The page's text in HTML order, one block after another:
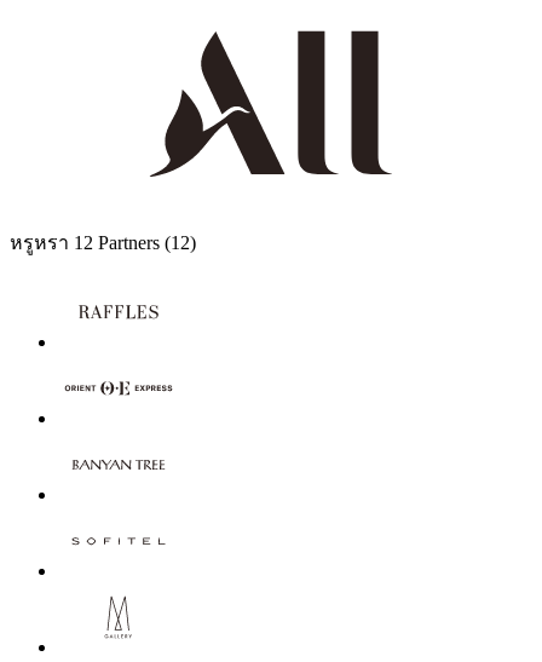
หรูหรา 12 Partners (12)